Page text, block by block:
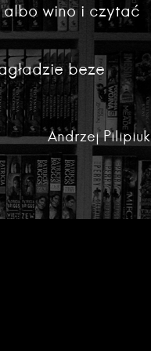
albo wino i czytać
beze
Andrzej Pilipiuk